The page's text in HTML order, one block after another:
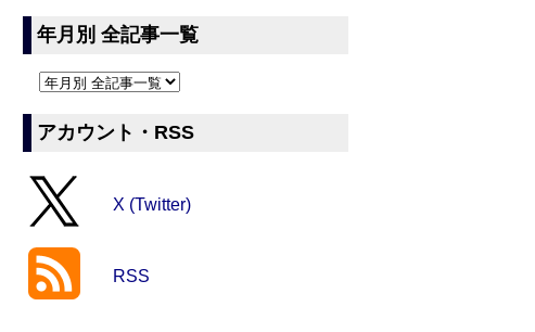
年月別 全記事一覧
アカウント・RSS
X (Twitter)
RSS